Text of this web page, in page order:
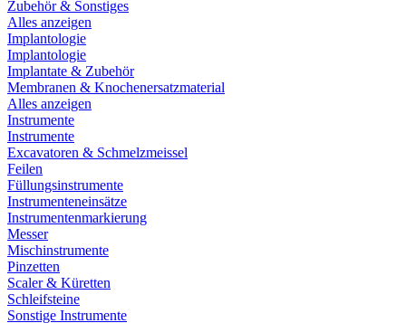
Zubehör & Sonstiges
Alles anzeigen
Implantologie
Implantologie
Implantate & Zubehör
Membranen & Knochenersatzmaterial
Alles anzeigen
Instrumente
Instrumente
Excavatoren & Schmelzmeissel
Feilen
Füllungsinstrumente
Instrumenteneinsätze
Instrumentenmarkierung
Messer
Mischinstrumente
Pinzetten
Scaler & Küretten
Schleifsteine
Sonstige Instrumente